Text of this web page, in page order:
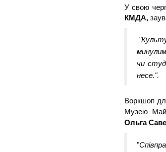
У свою
КМДА,
чи
несе.".
Воркшоп
Музею
Ольга
"